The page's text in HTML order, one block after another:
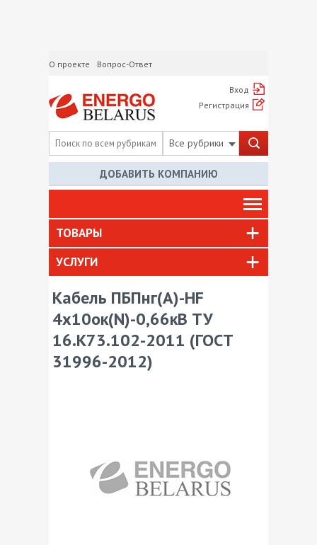
О проекте Вопрос-Ответ
Вход
Регистрация
Все рубрики
ДОБАВИТЬ КОМПАНИЮ
ТОВАРЫ
УСЛУГИ
Кабель ПБПнг(А)-HF
4х10ок(N)-0,66кВ ТУ
16.К73.102-2011 (ГОСТ
31996-2012)